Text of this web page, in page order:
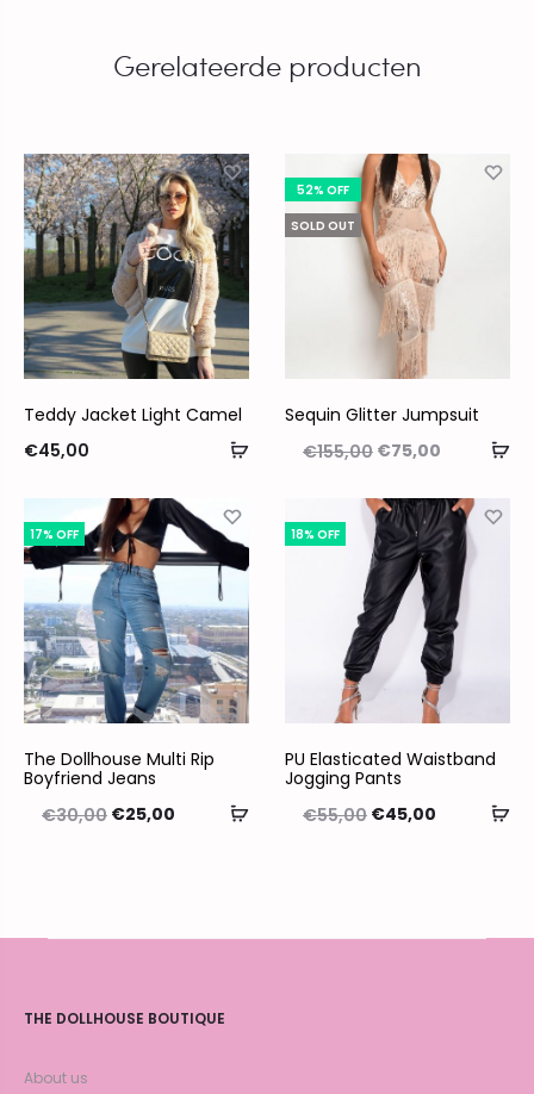
Gerelateerde producten
Teddy Jacket Light Camel
€45,00
52% OFF
SOLD OUT
Sequin Glitter Jumpsuit
€155,00 €75,00
17% OFF
The Dollhouse Multi Rip
Boyfriend Jeans
€30,00 €25,00
18% OFF
PU Elasticated Waistband
Jogging Pants
€55,00 €45,00
THE DOLLHOUSE BOUTIQUE
About us